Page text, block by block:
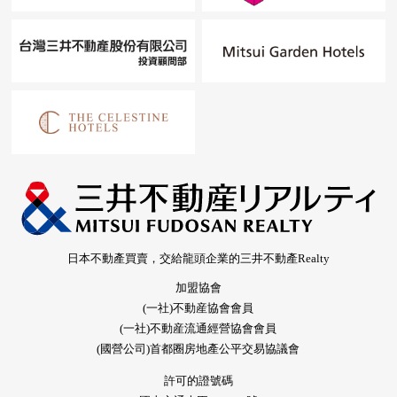
日本不動產買賣，交給龍頭企業的三井不動產Realty
加盟協會
(一社)不動産協會會員
(一社)不動産流通經營協會會員
(國營公司)首都圈房地產公平交易協議會
許可的證號碼